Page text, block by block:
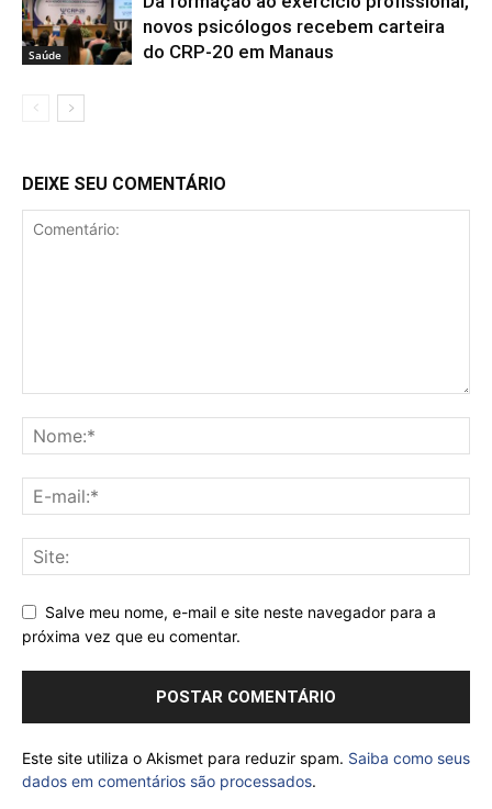
Saúde
novos psicólogos recebem carteira
do CRP-20 em Manaus
DEIXE SEU COMENTÁRIO
Salve meu nome, e-mail e site neste navegador para a
próxima vez que eu comentar.
Este site utiliza o Akismet para reduzir spam. Saiba como seus
dados em comentários são processados.